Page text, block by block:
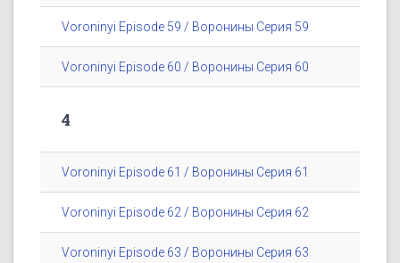
Voroninyi Episode 59 / Воронины Серия 59
Voroninyi Episode 60 / Воронины Серия 60
4
Voroninyi Episode 61 / Воронины Серия 61
Voroninyi Episode 62 / Воронины Серия 62
Voroninyi Episode 63 / Воронины Серия 63